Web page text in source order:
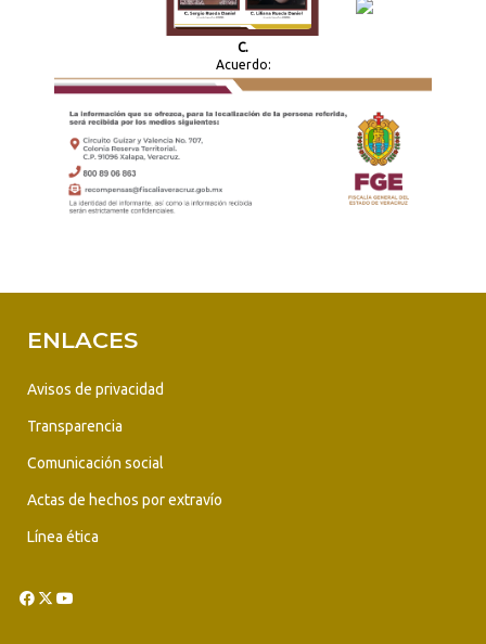
C.
Acuerdo:
ENLACES
Avisos de privacidad
Transparencia
Comunicación social
Actas de hechos por extravío
Línea ética